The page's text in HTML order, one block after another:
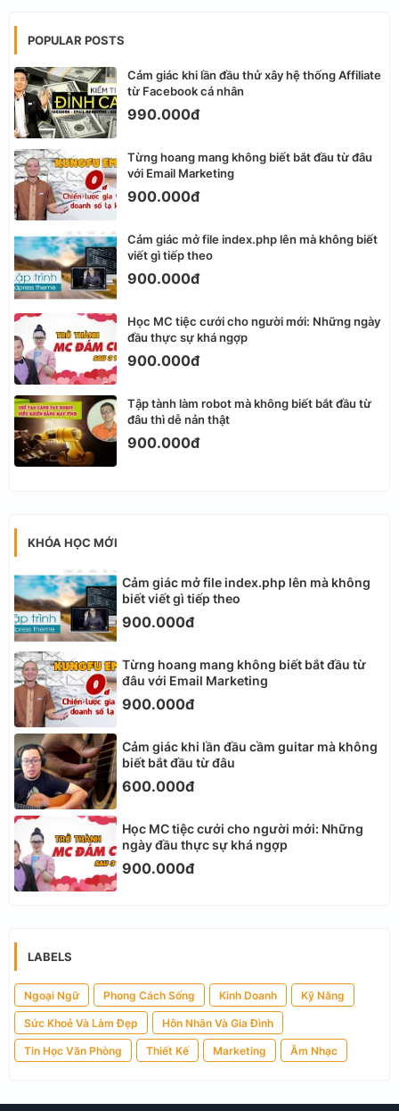
POPULAR POSTS
Cảm giác khi lần đầu thử xây hệ thống Affiliate
từ Facebook cá nhân
990.000đ
Từng hoang mang không biết bắt đầu từ đâu
với Email Marketing
900.000đ
Cảm giác mở file index.php lên mà không biết
viết gì tiếp theo
900.000đ
Học MC tiệc cưới cho người mới: Những ngày
đầu thực sự khá ngợp
900.000đ
Tập tành làm robot mà không biết bắt đầu từ
đâu thì dễ nản thật
900.000đ
KHÓA HỌC MỚI
Cảm giác mở file index.php lên mà không
biết viết gì tiếp theo
900.000đ
Từng hoang mang không biết bắt đầu từ
đâu với Email Marketing
900.000đ
Cảm giác khi lần đầu cầm guitar mà không
biết bắt đầu từ đâu
600.000đ
Học MC tiệc cưới cho người mới: Những
ngày đầu thực sự khá ngợp
900.000đ
LABELS
Ngoại Ngữ Phong Cách Sống Kinh Doanh Kỹ Năng
Sức Khoẻ Và Làm Đẹp Hôn Nhân Và Gia Đình
Tin Học Văn Phòng Thiết Kế Marketing Âm Nhạc